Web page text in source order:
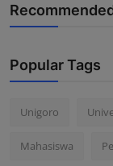
Popular Tags
Unigoro
Mahasiswa